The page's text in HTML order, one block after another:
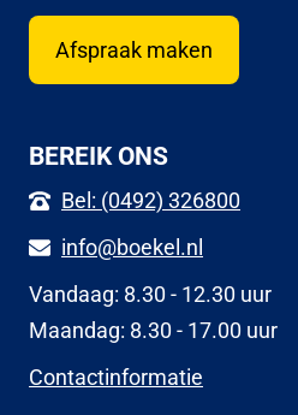
Afspraak maken
BEREIK ONS
Bel: (0492) 326800
info@boekel.nl
Vandaag: 8.30 - 12.30 uur
Maandag: 8.30 - 17.00 uur
Contactinformatie